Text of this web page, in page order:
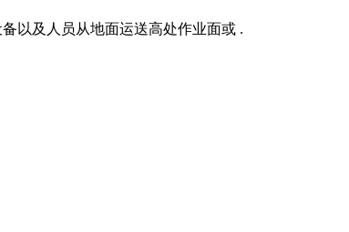
以及人员从地面运送高处作业面或 .